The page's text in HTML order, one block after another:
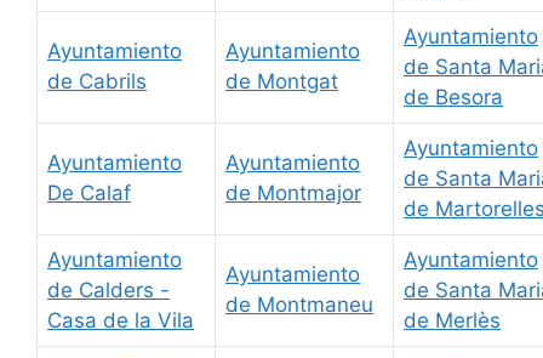
Ayuntamiento
de Cabrils
Ayuntamiento
de Montgat
Ayuntamiento
de Santa
de Besora
Ayuntamiento
De Calaf
Ayuntamiento
de Montmajor
Ayuntamiento
de Santa
de
Ayuntamiento
de Calders -
Casa de la Vila
Ayuntamiento
de Montmaneu
Ayuntamiento
de Santa
de Merlès